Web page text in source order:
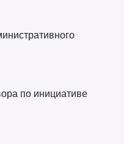
по инициативе